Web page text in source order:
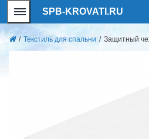
SPB-KROVATI.RU
/ Текстиль для спальни / Защитный